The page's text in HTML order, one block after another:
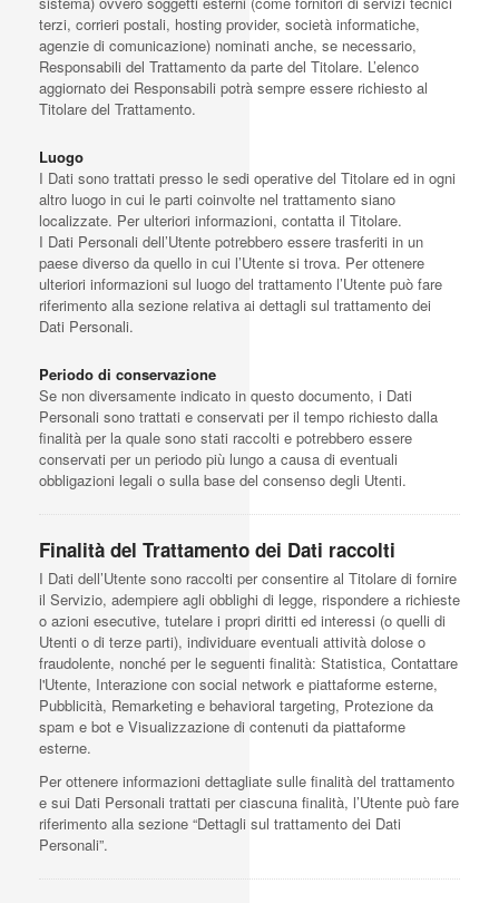
terzi, corrieri postali, hosting provider, società informatiche,
agenzie di comunicazione) nominati anche, se necessario,
Responsabili del Trattamento da parte del Titolare. L’elenco
aggiornato dei Responsabili potrà sempre essere richiesto al
Titolare del Trattamento.
Luogo
I Dati sono trattati presso le sedi operative del Titolare ed in ogni
altro luogo in cui le parti coinvolte nel trattamento siano
localizzate. Per ulteriori informazioni, contatta il Titolare.
I Dati Personali dell’Utente potrebbero essere trasferiti in un
paese diverso da quello in cui l’Utente si trova. Per ottenere
ulteriori informazioni sul luogo del trattamento l’Utente può fare
riferimento alla sezione relativa ai dettagli sul trattamento dei
Dati Personali.
Periodo di conservazione
Se non diversamente indicato in questo documento, i Dati
Personali sono trattati e conservati per il tempo richiesto dalla
finalità per la quale sono stati raccolti e potrebbero essere
conservati per un periodo più lungo a causa di eventuali
obbligazioni legali o sulla base del consenso degli Utenti.
Finalità del Trattamento dei Dati raccolti
I Dati dell’Utente sono raccolti per consentire al Titolare di fornire
il Servizio, adempiere agli obblighi di legge, rispondere a richieste
o azioni esecutive, tutelare i propri diritti ed interessi (o quelli di
Utenti o di terze parti), individuare eventuali attività dolose o
fraudolente, nonché per le seguenti finalità: Statistica, Contattare
l'Utente, Interazione con social network e piattaforme esterne,
Pubblicità, Remarketing e behavioral targeting, Protezione da
spam e bot e Visualizzazione di contenuti da piattaforme
esterne.
Per ottenere informazioni dettagliate sulle finalità del trattamento
e sui Dati Personali trattati per ciascuna finalità, l’Utente può fare
riferimento alla sezione “Dettagli sul trattamento dei Dati
Personali”.